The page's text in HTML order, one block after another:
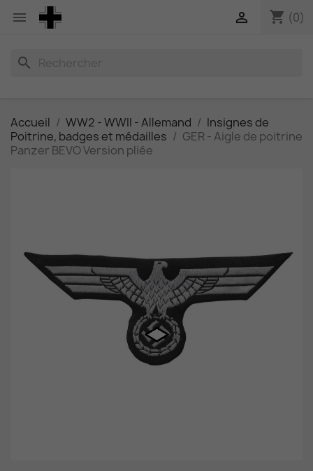
 shopping_cart (0)

search
Accueil WW2 - WWII - Allemand
Insignes de
Poitrine, badges et médailles
GER - Aigle de poitrine
Panzer BEVO Version pliée